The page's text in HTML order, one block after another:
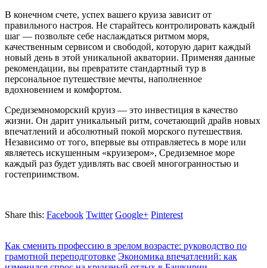
В конечном счете, успех вашего круиза зависит от
правильного настроя. Не старайтесь контролировать каждый
шаг — позвольте себе наслаждаться ритмом моря,
качественным сервисом и свободой, которую дарит каждый
новый день в этой уникальной акватории. Применяя данные
рекомендации, вы превратите стандартный тур в
персональное путешествие мечты, наполненное
вдохновением и комфортом.
Средиземноморский круиз — это инвестиция в качество
жизни. Он дарит уникальный ритм, сочетающий драйв новых
впечатлений и абсолютный покой морского путешествия.
Независимо от того, впервые вы отправляетесь в море или
являетесь искушенным «круизером», Средиземное море
каждый раз будет удивлять вас своей многогранностью и
гостеприимством.
Share this: Facebook Twitter Google+ Pinterest
Как сменить профессию в зрелом возрасте: руководство по
грамотной переподготовке Экономика впечатлений: как